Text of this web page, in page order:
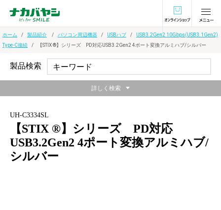
オンラインショ
ホーム 製品紹介 パソコン周辺機器 USBハブ
USB3.2Gen2 10Gbps(USB3.1Gen2)
Type-C接続
【STIX ®】シリーズ PD対応USB3.2Gen2 4ポート変換アルミハブ/シルバー
UH-C3334SL
【STIX ®】シリーズ PD対応
USB3.2Gen2 4ポート変換アルミハブ/
シルバー
製品検索
詳しく検索